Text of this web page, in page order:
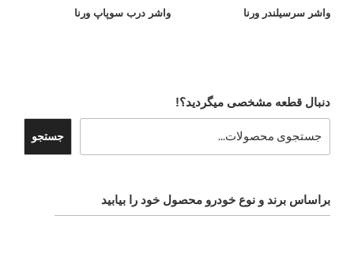
واشر سرسیلندر ورنا واشر درب سوپاپ ورنا
دنبال قطعه مشخصی میگردید؟!
جستجو
براساس برند و نوع خودرو محصول خود را بیابید